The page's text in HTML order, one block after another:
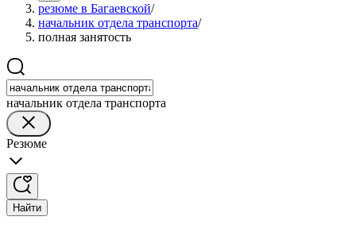
резюме в Багаевской/
начальник отдела транспорта/
полная занятость
начальник отдела транспорта
Резюме
Найти